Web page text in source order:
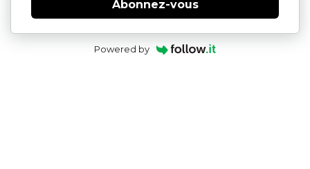
Abonnez-vous
Powered by